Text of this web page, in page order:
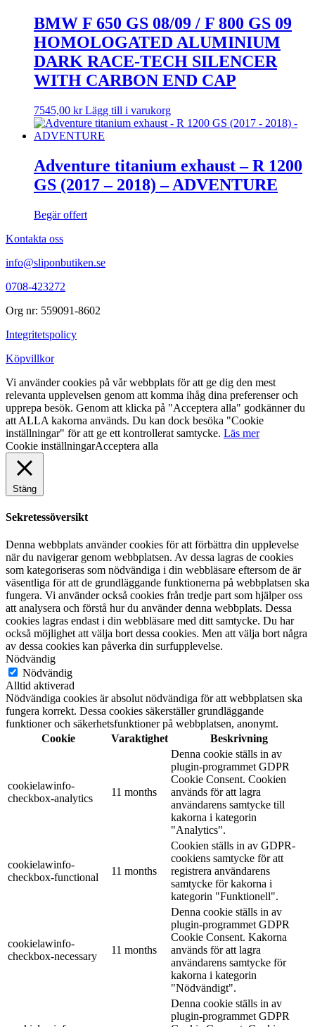
BMW F 650 GS 08/09 / F 800 GS 09
HOMOLOGATED ALUMINIUM
DARK RACE-TECH SILENCER
WITH CARBON END CAP
7545,00 kr Lägg till i varukorg
Adventure titanium exhaust – R 1200
GS (2017 – 2018) – ADVENTURE
Begär offert
Kontakta oss
info@sliponbutiken.se
0708-423272
Org nr: 559091-8602
Integritetspolicy
Köpvillkor
Vi använder cookies på vår webbplats för att ge dig den mest
relevanta upplevelsen genom att komma ihåg dina preferenser och
upprepa besök. Genom att klicka på "Acceptera alla" godkänner du
att ALLA kakorna används. Du kan dock besöka "Cookie
inställningar" för att ge ett kontrollerat samtycke. Läs mer
Cookie inställningarAcceptera alla
Stäng
Sekretessöversikt
Denna webbplats använder cookies för att förbättra din upplevelse
när du navigerar genom webbplatsen. Av dessa lagras de cookies
som kategoriseras som nödvändiga i din webbläsare eftersom de är
väsentliga för att de grundläggande funktionerna på webbplatsen ska
fungera. Vi använder också cookies från tredje part som hjälper oss
att analysera och förstå hur du använder denna webbplats. Dessa
cookies lagras endast i din webbläsare med ditt samtycke. Du har
också möjlighet att välja bort dessa cookies. Men att välja bort några
av dessa cookies kan påverka din surfupplevelse.
Nödvändig
Nödvändig
Alltid aktiverad
Nödvändiga cookies är absolut nödvändiga för att webbplatsen ska
fungera korrekt. Dessa cookies säkerställer grundläggande
funktioner och säkerhetsfunktioner på webbplatsen, anonymt.
Cookie
Varaktighet Beskrivning
cookielawinfo-
checkbox-analytics
11 months
Denna cookie ställs in av
plugin-programmet GDPR
Cookie Consent. Cookien
används för att lagra
användarens samtycke till
kakorna i kategorin
"Analytics".
cookielawinfo-
checkbox-functional
11 months
Cookien ställs in av GDPR-
cookiens samtycke för att
registrera användarens
samtycke för kakorna i
kategorin "Funktionell".
cookielawinfo-
checkbox-necessary
11 months
Denna cookie ställs in av
plugin-programmet GDPR
Cookie Consent. Kakorna
används för att lagra
användarens samtycke för
kakorna i kategorin
"Nödvändigt".
Denna cookie ställs in av
plugin-programmet GDPR